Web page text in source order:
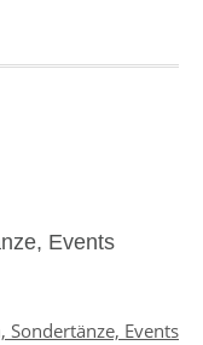
Events
Events